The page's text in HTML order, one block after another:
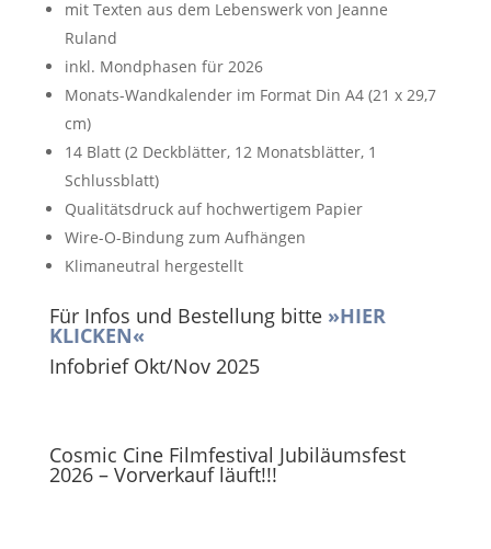
mit Texten aus dem Lebenswerk von Jeanne
Ruland
inkl. Mondphasen für 2026
Monats-Wandkalender im Format Din A4 (21 x 29,7
cm)
14 Blatt (2 Deckblätter, 12 Monatsblätter, 1
Schlussblatt)
Qualitätsdruck auf hochwertigem Papier
Wire-O-Bindung zum Aufhängen
Klimaneutral hergestellt
Für Infos und Bestellung bitte »HIER
KLICKEN«
Infobrief Okt/Nov 2025
Cosmic Cine Filmfestival Jubiläumsfest
2026 – Vorverkauf läuft!!!